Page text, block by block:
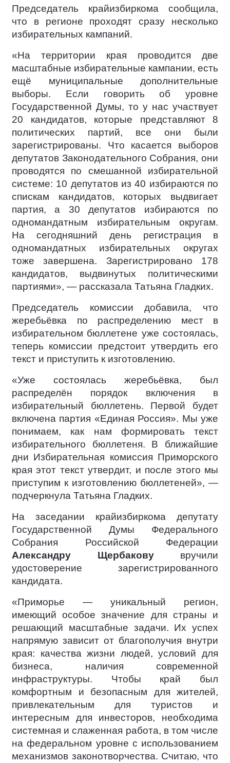
Председатель крайизбиркома сообщила,
что в регионе проходят сразу несколько
избирательных кампаний.
«На территории края проводится две
масштабные избирательные кампании, есть
ещё муниципальные дополнительные
выборы. Если говорить об уровне
Государственной Думы, то у нас участвует
20 кандидатов, которые представляют 8
политических партий, все они были
зарегистрированы. Что касается выборов
депутатов Законодательного Собрания, они
проводятся по смешанной избирательной
системе: 10 депутатов из 40 избираются по
спискам кандидатов, которых выдвигает
партия, а 30 депутатов избираются по
одномандатным избирательным округам.
На сегодняшний день регистрация в
одномандатных избирательных округах
тоже завершена. Зарегистрировано 178
кандидатов, выдвинутых политическими
партиями», — рассказала Татьяна Гладких.
Председатель комиссии добавила, что
жеребьёвка по распределению мест в
избирательном бюллетене уже состоялась,
теперь комиссии предстоит утвердить его
текст и приступить к изготовлению.
«Уже состоялась жеребьёвка, был
распределён порядок включения в
избирательный бюллетень. Первой будет
включена партия «Единая Россия». Мы уже
понимаем, как нам формировать текст
избирательного бюллетеня. В ближайшие
дни Избирательная комиссия Приморского
края этот текст утвердит, и после этого мы
приступим к изготовлению бюллетеней», —
подчеркнула Татьяна Гладких.
На заседании крайизбиркома депутату
Государственной Думы Федерального
Собрания Российской Федерации
Александру Щербаковувручили
удостоверение зарегистрированного
кандидата.
«Приморье — уникальный регион,
имеющий особое значение для страны и
решающий масштабные задачи. Их успех
напрямую зависит от благополучия внутри
края: качества жизни людей, условий для
бизнеса, наличия современной
инфраструктуры. Чтобы край был
комфортным и безопасным для жителей,
привлекательным для туристов и
интересным для инвесторов, необходима
системная и слаженная работа, в том числе
на федеральном уровне с использованием
механизмов законотворчества. Считаю, что